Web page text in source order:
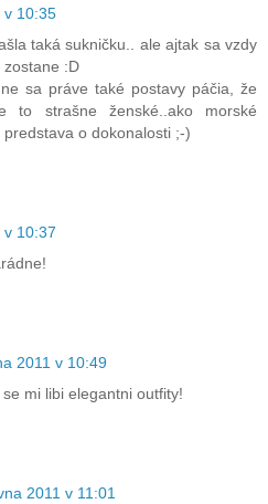
v 10:35
taká sukničku.. ale ajtak sa vzdy
:D
sa práve také postavy páčia, že
strašne ženské..ako morské
o dokonalosti ;-)
v 10:37
2011 v 10:49
mi libi elegantni outfity!
2011 v 11:01